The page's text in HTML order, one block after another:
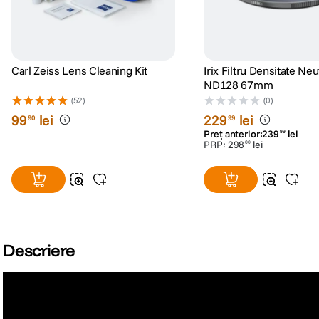
Carl Zeiss Lens Cleaning Kit
(52)
9990 lei
Irix Filtru Densitate
ND128 67mm
(0)
22999 lei
Preț anterior:239 99 lei
PRP: 298 00 lei
Descriere